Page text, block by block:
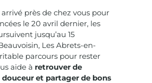
arrivé près de chez vous pour
le 20 avril dernier, les
jusqu’au 15
Les Abrets-en-
parcours pour rester
aide à retrouver de
et partager de bons